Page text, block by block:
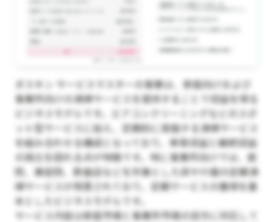
ダスキン サービスマスターの事業は、家庭向けおよび
事業所向けの清掃サービスを提供することで収益を得る
ビジネスモデルです。エアコンクリーニングなどのスポ
ット型サービスに加え、定期的に実施する清掃サービス
を組み合わせる構成となっており、単発収益と継続収益
の両立を図れる点が特徴です。特に事業所向けでは、医
院、美容院、飲食店などを対象とした床や什器の定期清
掃サービスが用意されており、定期サービスの獲得を基
本としたビジネスモデルです。
サービス内容は家庭市場と事業所市場の双方に対応して